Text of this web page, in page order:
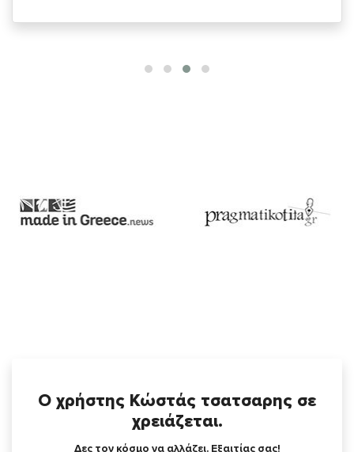
Ο χρήστης Κώστάς τσατσαρης σε
χρειάζεται.
Δες τον κόσμο να αλλάζει. Εξαιτίας σας!